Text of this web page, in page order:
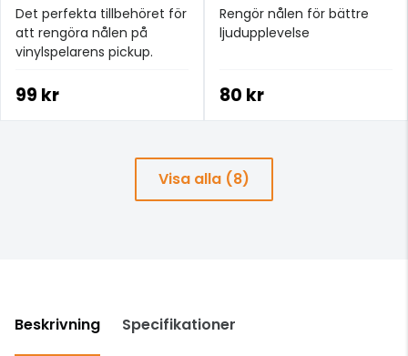
Det perfekta tillbehöret för
att rengöra nålen på
vinylspelarens pickup.
99 kr
Rengör nålen för bättre
ljudupplevelse
80 kr
Visa alla (8)
Beskrivning Specifikationer